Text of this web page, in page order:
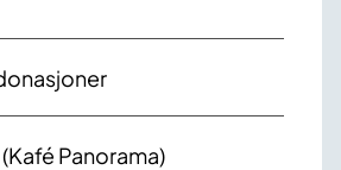
Panorama)